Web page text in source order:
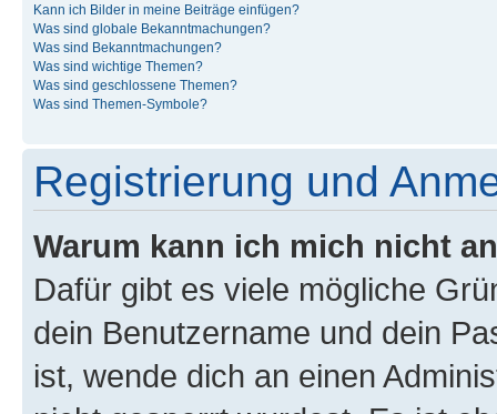
Kann ich Bilder in meine Beiträge einfügen?
Was sind globale Bekanntmachungen?
Was sind Bekanntmachungen?
Was sind wichtige Themen?
Was sind geschlossene Themen?
Was sind Themen-Symbole?
Registrierung und
Warum kann ich mich nicht
Dafür gibt es viele mögliche
dein Benutzername und dein
ist, wende dich an einen